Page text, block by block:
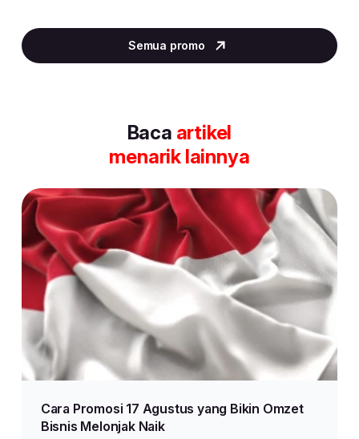
2
of
Semua promo
Baca artikel
menarik lainnya
Cara Promosi 17 Agustus yang Bikin Omzet
Bisnis Melonjak Naik